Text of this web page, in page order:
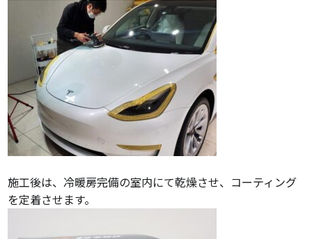
施工後は、冷暖房完備の室内にて乾燥させ、コーティング
を定着させます。